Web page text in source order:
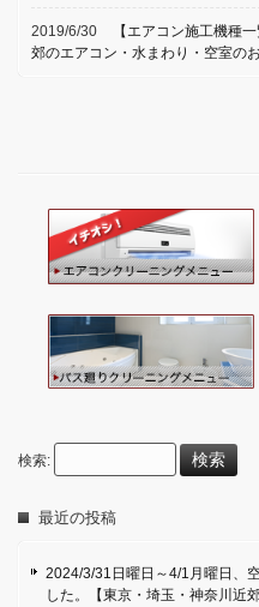
2019/6/30
【エアコン施工機種
郊のエアコン・水まわり・空室の
検索:
最近の投稿
2024/3/31日曜日～4/1月曜日、
した。【東京・埼玉・神奈川近